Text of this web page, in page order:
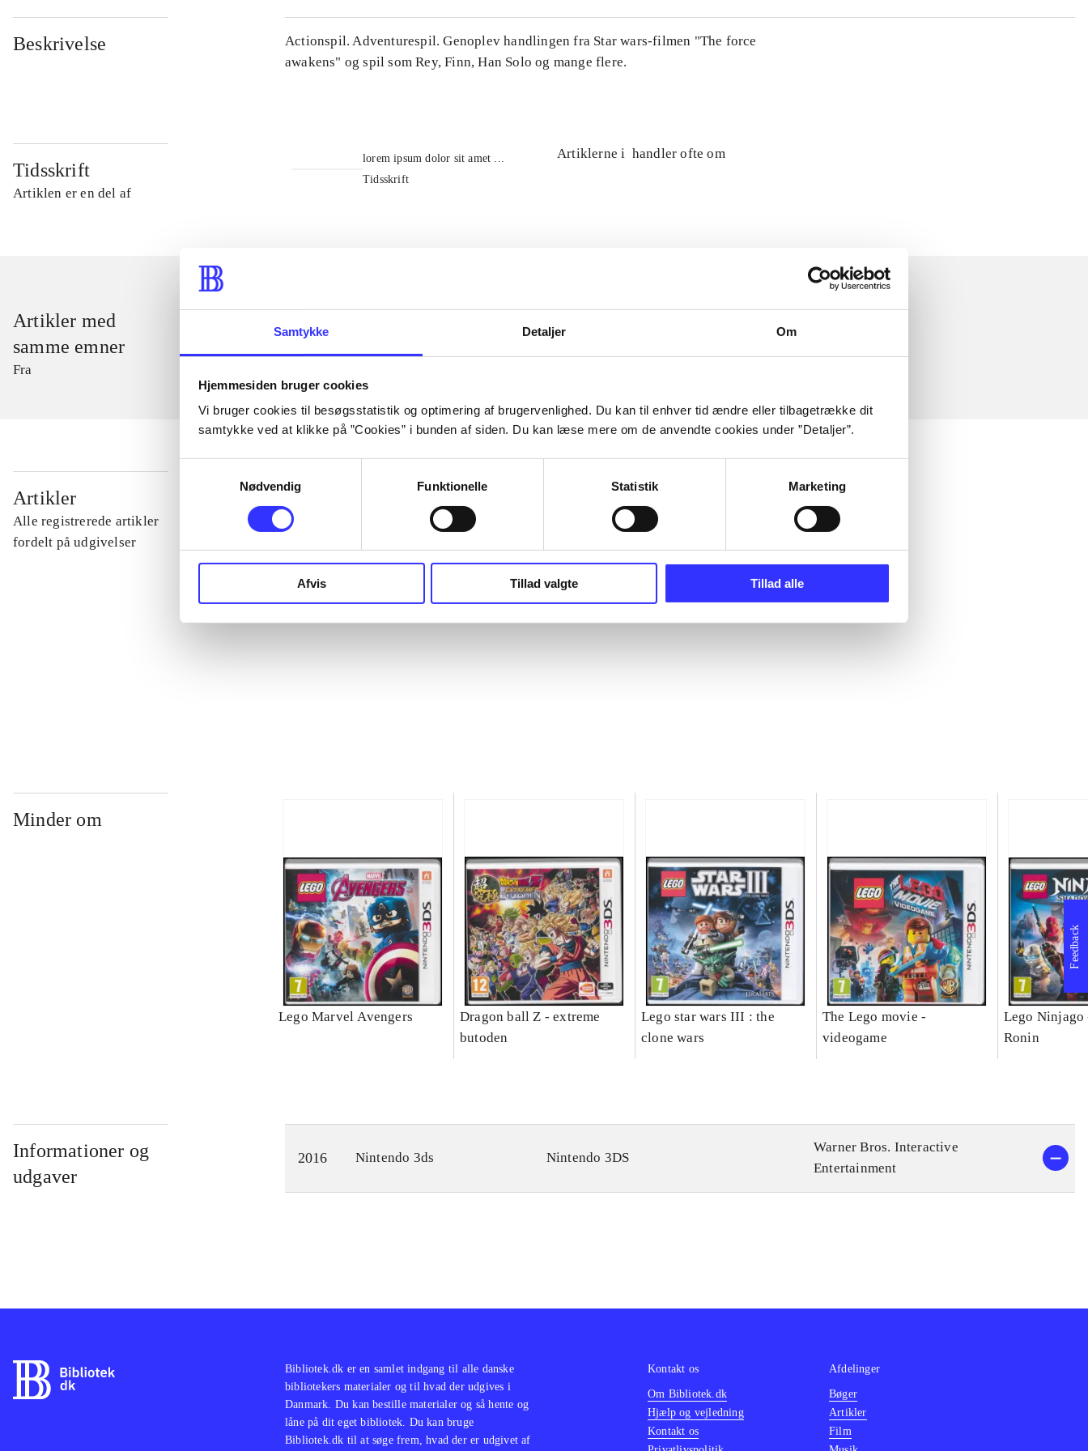
Samtykke Detaljer Om
Hjemmesiden bruger cookies
Vi bruger cookies til besøgsstatistik og optimering af brugervenlighed. Du kan til enhver tid ændre eller tilbagetrække dit
samtykke ved at klikke på ”Cookies” i bunden af siden. Du kan læse mere om de anvendte cookies under ”Detaljer”.
Nødvendig
Funktionelle Statistik Marketing
Afvis Tillad valgte Tillad alle
Beskrivelse
Actionspil. Adventurespil. Genoplev handlingen fra Star wars-filmen "The force
awakens" og spil som Rey, Finn, Han Solo og mange flere.
Tidsskrift
Artiklen er en del af
lorem ipsum dolor sit amet ...
Tidsskrift
Artiklerne i handler ofte om
Artikler med
samme emner
Fra
Artikler
Alle registrerede artikler
fordelt på udgivelser
...
Minder om
Lego Marvel Avengers
Dragon ball Z - extreme
butoden
Lego star wars III : the
clone wars
The Lego movie -
videogame
Lego Ninjago
Ronin
Informationer og
udgaver
2016 Nintendo 3ds Nintendo 3DS
Warner Bros. Interactive
Entertainment
Feedback
Bibliotek.dk er en samlet indgang til alle danske
bibliotekers materialer og til hvad der udgives i
Danmark. Du kan bestille materialer og så hente og
låne på dit eget bibliotek. Du kan bruge
Bibliotek.dk til at søge frem, hvad der er udgivet af
Kontakt os
Om Bibliotek.dk
Hjælp og vejledning
Kontakt os
Afdelinger
Bøger
Artikler
Film